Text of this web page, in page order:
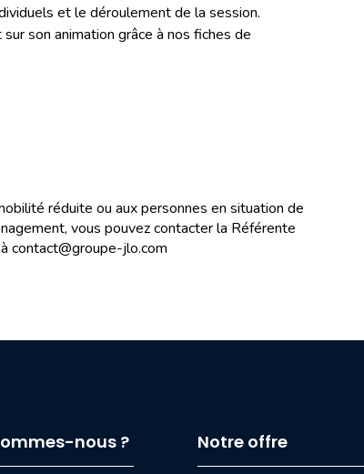
et le déroulement de la session.
son animation grâce à nos fiches de
réduite ou aux personnes en situation de
vous pouvez contacter la Référente
contact@groupe-jlo.com
nous ? Notre offre